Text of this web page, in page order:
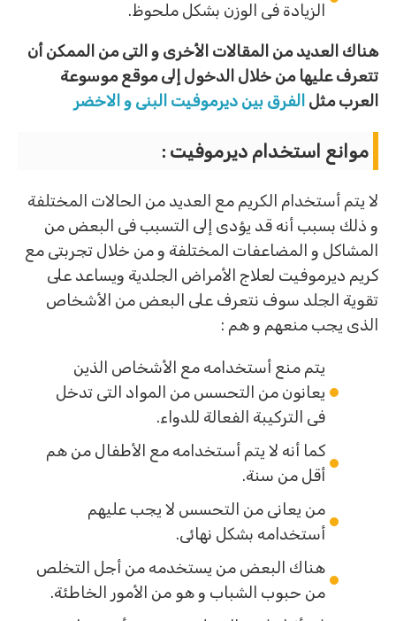
الزيادة فى الوزن بشكل ملحوظ.
هناك العديد من المقالات الأخرى و التى من الممكن أن
تتعرف عليها من خلال الدخول إلى موقع موسوعة
العربمثل الفرق بين ديرموفيت البنى و الاخضر
موانع استخدام ديرموفيت :
لا يتم أستخدام الكريم مع العديد من الحالات المختلفة
و ذلك بسبب أنه قد يؤدى إلى التسبب فى البعض من
المشاكل و المضاعفات المختلفة و من خلال تجربتى مع
كريم ديرموفيت لعلاج الأمراض الجلدية ويساعد على
تقوية الجلد سوف نتعرف على البعض من الأشخاص
الذى يجب منعهم و هم :
يتم منع أستخدامه مع الأشخاص الذين
يعانون من التحسس من المواد التى تدخل
فى التركيبة الفعالة للدواء.
كما أنه لا يتم أستخدامه مع الأطفال من هم
أقل من سنة.
من يعانى من التحسس لا يجب عليهم
أستخدامه بشكل نهائى.
هناك البعض من يستخدمه من أجل التخلص
من حبوب الشباب و هو من الأمور الخاطئة.